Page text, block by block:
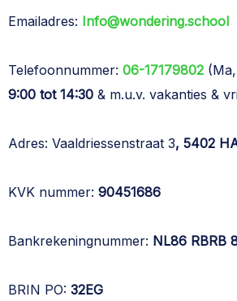
Emailadres: Info@wondering.school
Telefoonnummer: 06-17179802
9:00 tot 14:30 & m.u.v. vakanties &
Adres: Vaaldriessenstraat 3, 5402
KVK nummer: 90451686
Bankrekeningnummer: NL86 RBRB
BRIN PO: 32EG